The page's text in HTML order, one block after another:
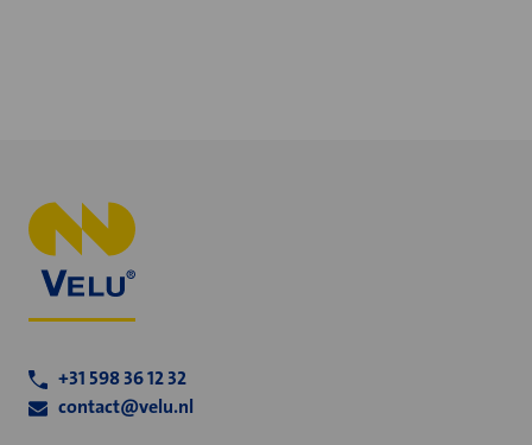
+31 598 36 12 32
contact@velu.nl